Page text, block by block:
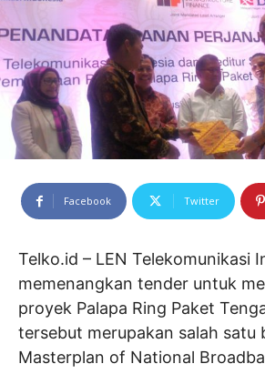
Facebook Twitter
Telko.id – LEN Telekomunikasi
memenangkan tender untuk
proyek Palapa Ring Paket
tersebut merupakan salah satu
Masterplan of National